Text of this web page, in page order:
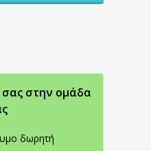
στην oμάδα
δωρητή